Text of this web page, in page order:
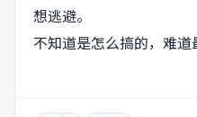
想逃避。
不知道是怎么搞的，难道